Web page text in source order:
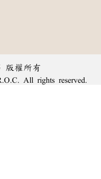
版權所有
All rights reserved.